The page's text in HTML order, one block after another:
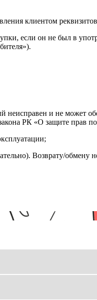
клиентом
если он не был в
неисправен и не может
РК «О защите прав
Возврату/обмену